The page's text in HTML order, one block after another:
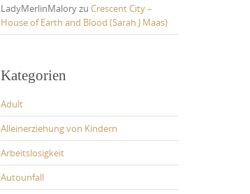
LadyMerlinMaloryzu Crescent City –
House of Earth and Blood (Sarah J Maas)
Kategorien
Adult
Alleinerziehung von Kindern
Arbeitslosigkeit
Autounfall